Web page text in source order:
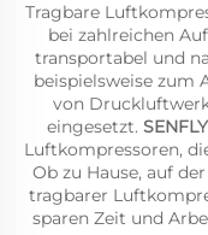
Tragbare
bei zahlreichen
transportabel und
beispielsweise zum
von
eingesetzt. SENFLY
Luftkompressoren,
Ob zu Hause, auf
tragbarer
sparen Zeit und